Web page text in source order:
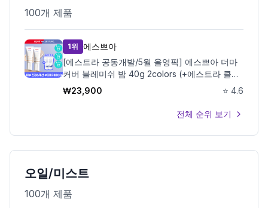
100개 제품
1위 에스쁘아
[에스트라 공동개발/5월 올영픽] 에스쁘아 더마
커버 블레미쉬 밤 40g 2colors (+에스트라 클렌
징폼)
₩23,900 ⭐ 4.6
전체 순위 보기
오일/미스트
100개 제품